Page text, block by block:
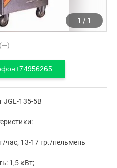
1 / 1
+74956265....
JGL-135-5B
час, 13-17 гр./пельмень
1,5 кВт;